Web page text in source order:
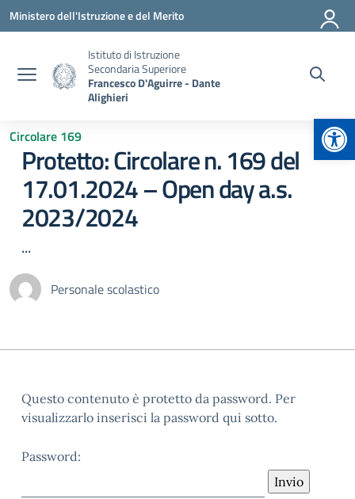
Vai ai contenuti
Vai al menu di navigazione
Vai al footer
Ministero dell'Istruzione e del Merito
Istituto di Istruzione
Secondaria Superiore
Francesco D'Aguirre - Dante
Alighieri
Circolare 169
Protetto: Circolare n. 169 del
17.01.2024 – Open day a.s.
2023/2024
...
Personale scolastico
Questo contenuto è protetto da password. Per
visualizzarlo inserisci la password qui sotto.
Password: